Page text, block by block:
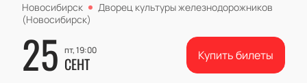
Новосибирск
Дворец культуры железнодорожников
(Новосибирск)
25 пт, 19:00
СЕНТ Купить билеты